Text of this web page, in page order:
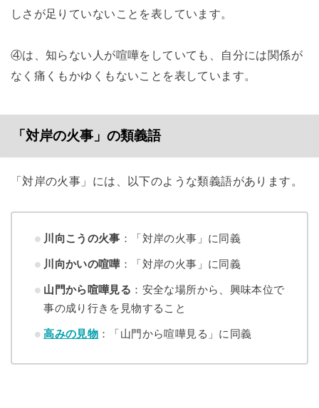
しさが足りていないことを表しています。
④は、知らない人が喧嘩をしていても、自分には関係が
なく痛くもかゆくもないことを表しています。
「対岸の火事」の類義語
「対岸の火事」には、以下のような類義語があります。
川向こうの火事 ：「対岸の火事」に同義
川向かいの喧嘩：「対岸の火事」に同義
山門から喧嘩見る ：安全な場所から、興味本位で
事の成り行きを見物すること
高みの見物 ：「山門から喧嘩見る」に同義